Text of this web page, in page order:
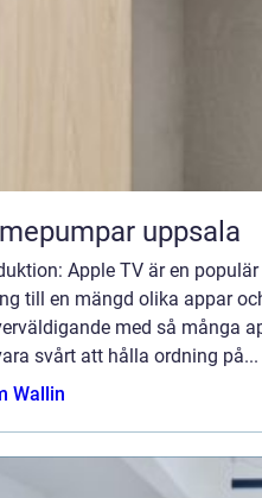
uppsala
Apple TV är en
till en mängd olika appar
med så många
svårt att hålla ordning på...
Wallin